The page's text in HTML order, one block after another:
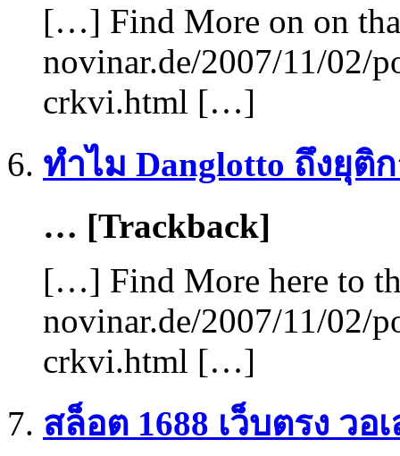
[…] Find More on on
novinar.de/2007/11/02/
crkvi.html […]
ทำไม Danglotto ถึงยุติ
… [Trackback]
[…] Find More here to
novinar.de/2007/11/02/
crkvi.html […]
สล็อต 1688 เว็บตรง วอ